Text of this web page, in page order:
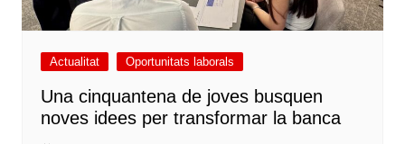
Actualitat Oportunitats laborals
Una cinquantena de joves busquen
noves idees per transformar la banca